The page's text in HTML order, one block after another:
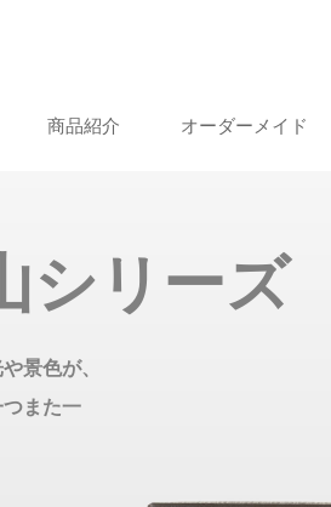
商品紹介 オーダーメイド
シリーズ
景色が、
また一